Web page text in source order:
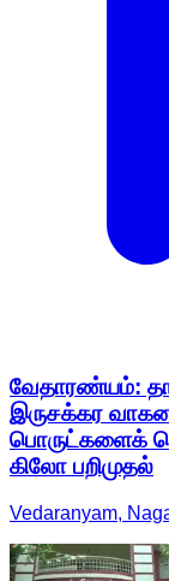
வேதாரண்யம்:
இருசக்கர
பொருட்களைக்
கிலோ பறிமுதல்
Vedaranyam,